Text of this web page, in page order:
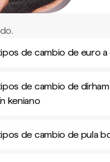
de cambio de euro a
de cambio de
keniano
de cambio de pula